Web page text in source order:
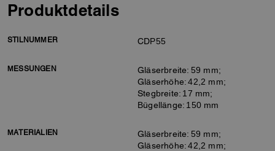
Produktdetails
STILNUMMER CDP55
MESSUNGEN
Gläserbreite: 59 mm;
Gläserhöhe: 42,2 mm;
Stegbreite: 17 mm;
Bügellänge: 150 mm
MATERIALIEN
Gläserbreite: 59 mm;
Gläserhöhe: 42,2 mm;